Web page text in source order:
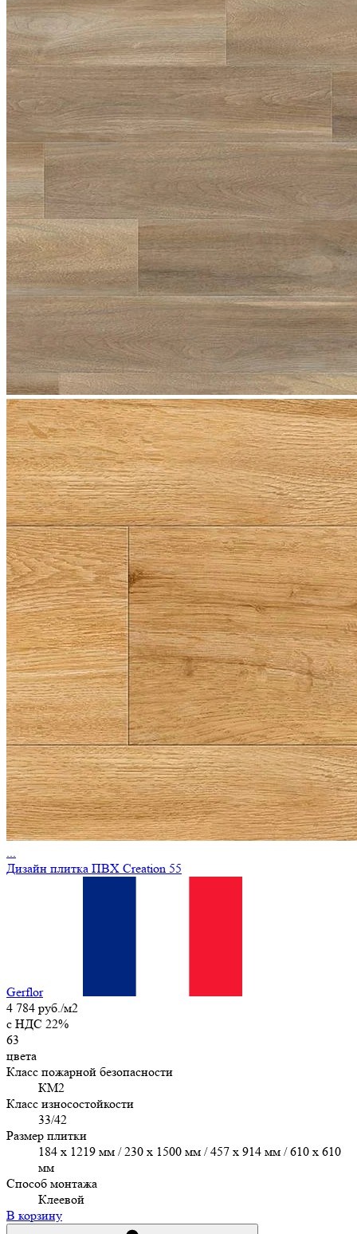
...
Дизайн плитка ПВХ Creation 55
Gerflor
4 784 руб./м2
c НДС 22%
63
цвета
Класс пожарной безопасности
КМ2
Класс износостойкости
33/42
Размер плитки
184 x 1219 мм / 230 x 1500 мм / 457 х 914 мм / 610 x 610
мм
Способ монтажа
Клеевой
В корзину